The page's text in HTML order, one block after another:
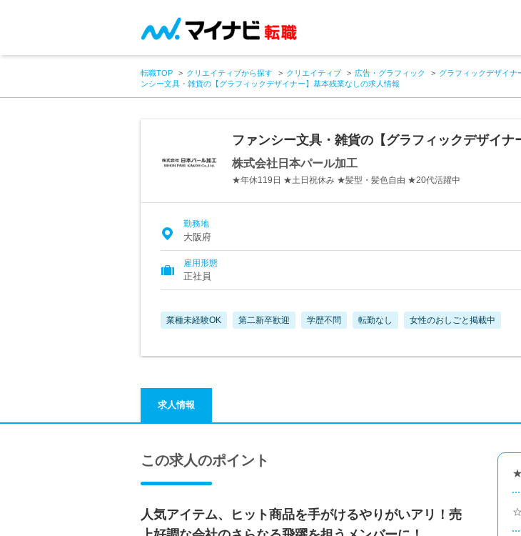
転職TOP クリエイティブから探す クリエイティブ 広告・グラフィック グラフィックデザイナ
ンシー文具・雑貨の【グラフィックデザイナー】基本残業なしの求人情報
ファンシー文具・雑貨の【グラフィックデザイナ
株式会社日本パール加工
★年休119日 ★土日祝休み ★髪型・髪色自由 ★20代活躍中
勤務地
大阪府
雇用形態
正社員
業種未経験OK 第二新卒歓迎 学歴不問 転勤なし 女性のおしごと掲載中
求人情報
この求人のポイント
人気アイテム、ヒット商品を手がけるやりがいアリ！売
★
☆